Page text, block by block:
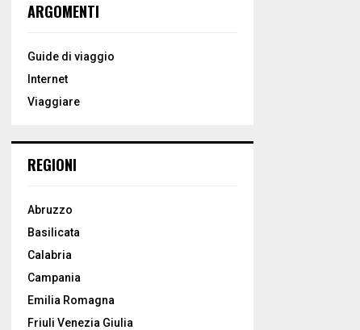
h
o
:
ARGOMENTI
Guide di viaggio
Internet
Viaggiare
REGIONI
Abruzzo
Basilicata
Calabria
Campania
Emilia Romagna
Friuli Venezia Giulia